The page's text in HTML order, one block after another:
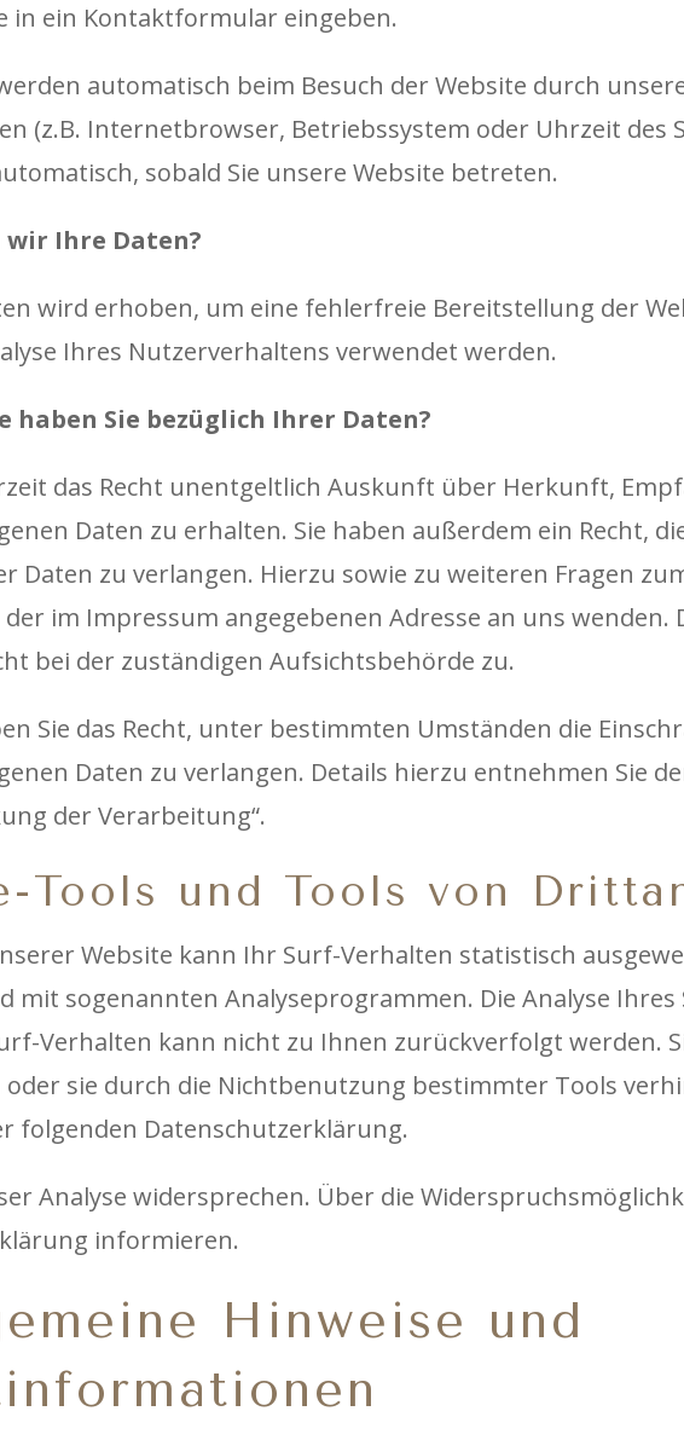
in ein Kontaktformular eingeben.
automatisch beim Besuch der Website durch
(z.B. Internetbrowser, Betriebssystem oder Uhrzeit des
sobald Sie unsere Website betreten.
Ihre Daten?
wird erhoben, um eine fehlerfreie Bereitstellung der
Ihres Nutzerverhaltens verwendet werden.
haben Sie bezüglich Ihrer Daten?
das Recht unentgeltlich Auskunft über Herkunft,
Daten zu erhalten. Sie haben außerdem ein Recht,
Daten zu verlangen. Hierzu sowie zu weiteren Fragen
im Impressum angegebenen Adresse an uns wenden.
bei der zuständigen Aufsichtsbehörde zu.
Sie das Recht, unter bestimmten Umständen die
Daten zu verlangen. Details hierzu entnehmen Sie
der Verarbeitung“.
Tools und Tools von
Website kann Ihr Surf-Verhalten statistisch
mit sogenannten Analyseprogrammen. Die Analyse
Verhalten kann nicht zu Ihnen zurückverfolgt werden.
sie durch die Nichtbenutzung bestimmter Tools
folgenden Datenschutzerklärung.
Analyse widersprechen. Über die
informieren.
Hinweise und